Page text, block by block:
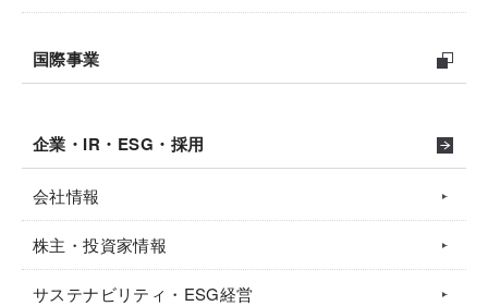
国際事業
企業・IR・ESG・採用
会社情報
株主・投資家情報
サステナビリティ・ESG経営